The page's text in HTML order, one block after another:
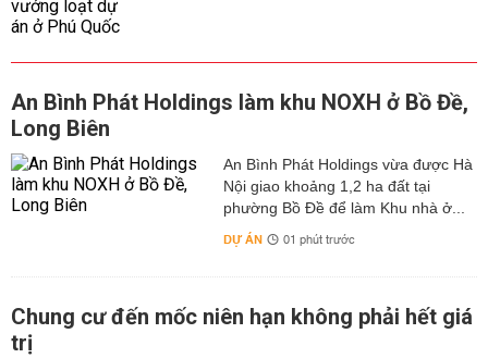
An Bình Phát Holdings làm khu NOXH ở Bồ Đề,
Long Biên
An Bình Phát Holdings vừa được Hà
Nội giao khoảng 1,2 ha đất tại
phường Bồ Đề để làm Khu nhà ở...
DỰ ÁN 01 phút trước
Chung cư đến mốc niên hạn không phải hết giá
trị